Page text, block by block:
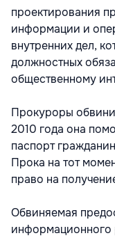
проектирования
информации и
внутренних дел,
должностных
общественному
Прокуроры
2010 года она
паспорт
Прока на тот
право на
Обвиняемая
информационного